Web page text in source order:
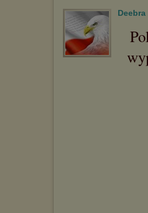
Deebra